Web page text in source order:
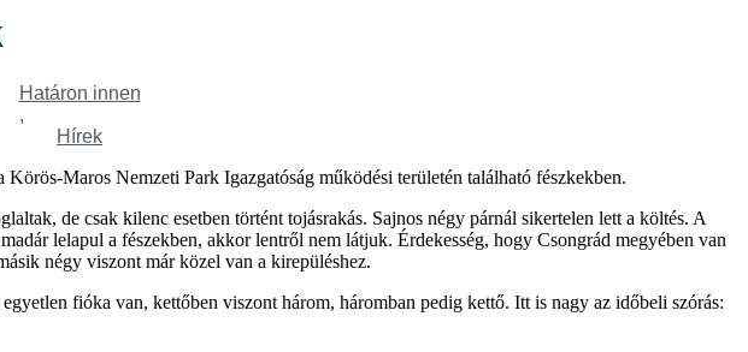
Határon innen
,
Hírek
Maros Nemzeti Park Igazgatóság működési területén található fészkekben.
de csak kilenc esetben történt tojásrakás. Sajnos négy párnál sikertelen lett a költés. A
lelapul a fészekben, akkor lentről nem látjuk. Érdekesség, hogy Csongrád megyében van
négy viszont már közel van a kirepüléshez.
fióka van, kettőben viszont három, háromban pedig kettő. Itt is nagy az időbeli szórás: